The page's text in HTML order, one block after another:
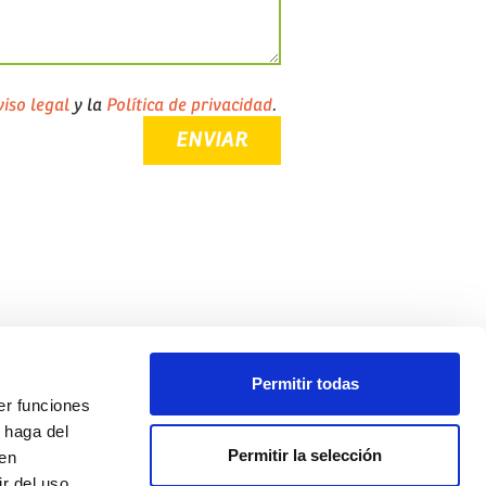
funciones
del
Permitir todas
Permitir la selección
legaly la Política de privacidad.